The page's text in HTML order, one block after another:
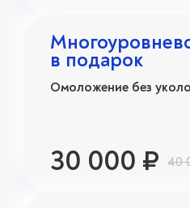
в подарок
Омоложение без
30 000 ₽ 40